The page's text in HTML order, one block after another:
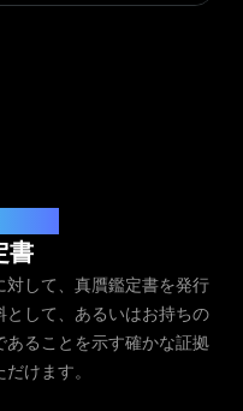
書
して、真贋鑑定書を発行
として、あるいはお持ちの
ることを示す確かな証拠
けます。